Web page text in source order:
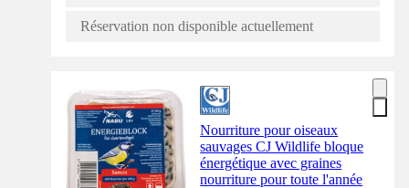
Réservation non disponible actuellement
Nourriture pour oiseaux
sauvages CJ Wildlife bloque
énergétique avec graines
nourriture pour toute l'année